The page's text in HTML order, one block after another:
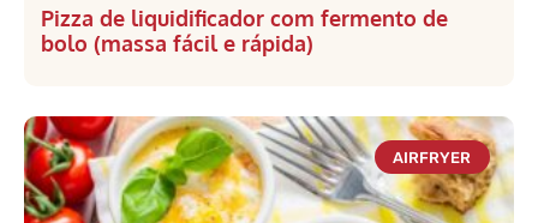
Pizza de liquidificador com fermento de
bolo (massa fácil e rápida)
AIRFRYER